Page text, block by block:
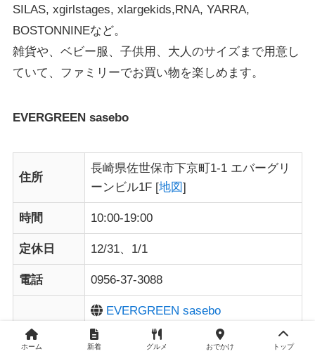
SILAS, xgirlstages, xlargekids,RNA, YARRA,
BOSTONNINEなど。
雑貨や、ベビー服、子供用、大人のサイズまで用意し
ていて、 ファミリーでお買い物を楽しめます。
EVERGREEN sasebo
住所
長崎県佐世保市下京町1-1 エバーグリ
ーンビル1F [地図]
時間 10:00-19:00
定休日 12/31、1/1
電話 0956-37-3088
web
EVERGREEN sasebo
EVERGREEN sasebo
EVERGREEN sasebo
ホーム 新着 グルメ おでかけ トップ